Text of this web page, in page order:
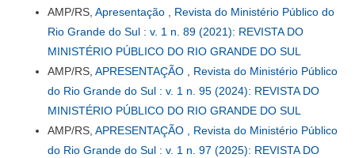
AMP/RS, Apresentação
Revista do Ministério Público do
Rio Grande do Sul : v. 1 n. 89 (2021): REVISTA DO
MINISTÉRIO PÚBLICO DO RIO GRANDE DO SUL
AMP/RS, APRESENTAÇÃO
Revista do Ministério Público
do Rio Grande do Sul : v. 1 n. 95 (2024): REVISTA DO
MINISTÉRIO PÚBLICO DO RIO GRANDE DO SUL
AMP/RS, APRESENTAÇÃO
Revista do Ministério Público
do Rio Grande do Sul : v. 1 n. 97 (2025): REVISTA DO